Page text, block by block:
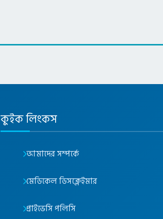
কুইক লিংকস
আমাদের সম্পর্কে
মেডিকেল ডিসক্লেইমার
প্রাইভেসি পলিসি